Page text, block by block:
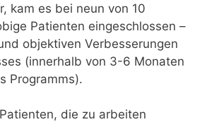
kam es bei neun von 10
Patienten eingeschlossen –
objektiven Verbesserungen
(innerhalb von 3-6 Monaten
Programms).
die zu arbeiten